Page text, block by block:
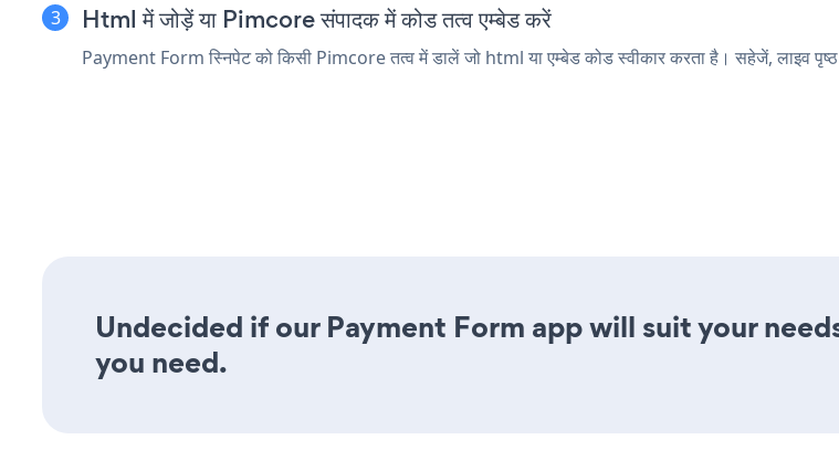
Html में जोड़ें या Pimcore संपादक में कोड तत्व एम्बेड करें
Payment Form स्निपेट को किसी Pimcore तत्व में डालें जो html या एम्बेड कोड स्वीकार करता है। सहेजें, लाइव
Undecided if our Payment Form app will suit your
you need.